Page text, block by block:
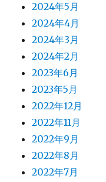
2024年5月
2024年4月
2024年3月
2024年2月
2023年6月
2023年5月
2022年12月
2022年11月
2022年9月
2022年8月
2022年7月